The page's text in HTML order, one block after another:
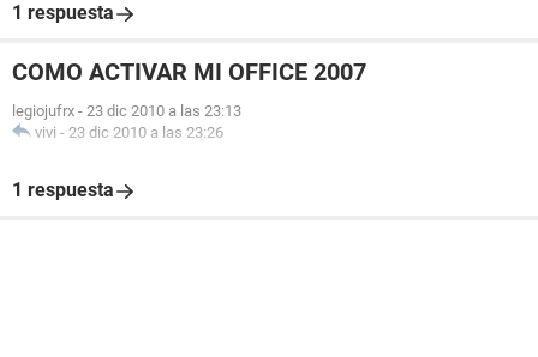
1 respuesta
COMO ACTIVAR MI OFFICE 2007
legiojufrx - 23 dic 2010 a las 23:13
vivi - 23 dic 2010 a las 23:26
1 respuesta